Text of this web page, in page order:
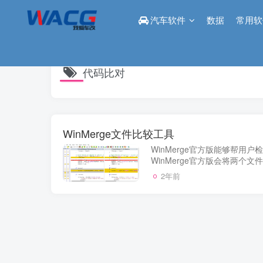
汽车软件 数据 常用
代码比对
WinMerge文件比较工具
WinMerge官方版能够帮用户
WinMerge官方版会将两个文
亮度的方式显示，它的基于
和包括项目。软件能够以...
2年前